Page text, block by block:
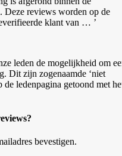
Deze reviews worden op de
klant van … ’
leden de mogelijkheid om
Dit zijn zogenaamde ‘niet
ledenpagina getoond met
bevestigen.